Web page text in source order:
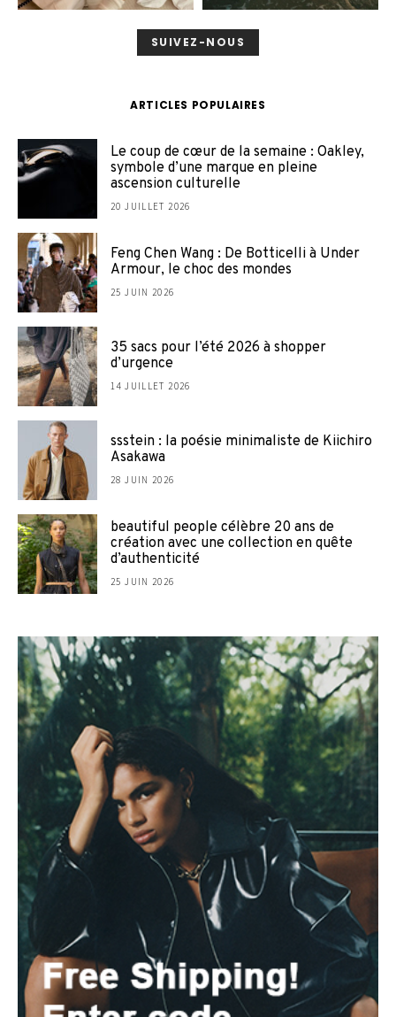
SUIVEZ-NOUS
ARTICLES POPULAIRES
Le coup de cœur de la semaine : Oakley,
symbole d’une marque en pleine
ascension culturelle
20 JUILLET 2026
Feng Chen Wang : De Botticelli à Under
Armour, le choc des mondes
25 JUIN 2026
35 sacs pour l’été 2026 à shopper
d’urgence
14 JUILLET 2026
ssstein : la poésie minimaliste de Kiichiro
Asakawa
28 JUIN 2026
beautiful people célèbre 20 ans de
création avec une collection en quête
d’authenticité
25 JUIN 2026